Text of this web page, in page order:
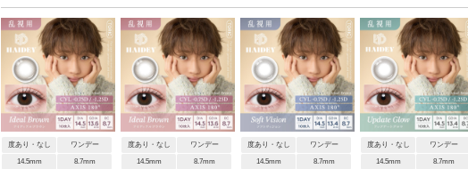
度あり・なし ワンデー
14.5mm 8.7mm
度あり・なし ワンデー
14.5mm 8.7mm
度あり・なし ワンデー
14.5mm 8.7mm
度あり・なし ワンデー
14.5mm 8.7mm